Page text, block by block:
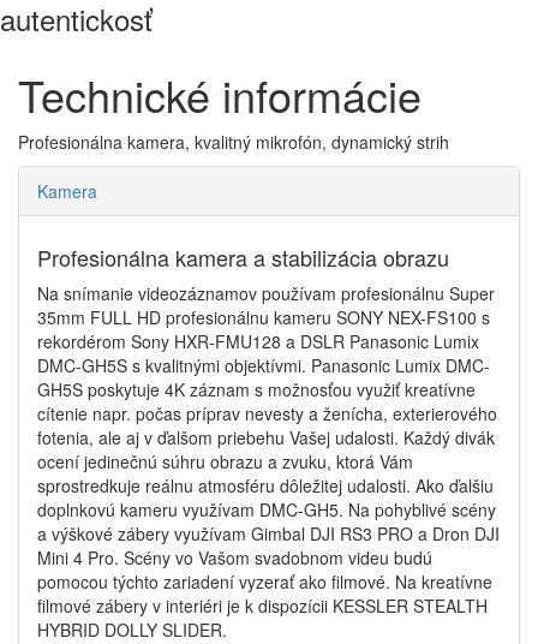
autentickosť
Technické informácie
Profesionálna kamera, kvalitný mikrofón, dynamický strih
Kamera
Profesionálna kamera a stabilizácia obrazu
Na snímanie videozáznamov používam profesionálnu Super
35mm FULL HD profesionálnu kameru SONY NEX-FS100 s
rekordérom Sony HXR-FMU128 a DSLR Panasonic Lumix
DMC-GH5S s kvalitnými objektívmi. Panasonic Lumix DMC-
GH5S poskytuje 4K záznam s možnosťou využiť kreatívne
cítenie napr. počas príprav nevesty a ženícha, exterierového
fotenia, ale aj v ďalšom priebehu Vašej udalosti. Každý divák
ocení jedinečnú súhru obrazu a zvuku, ktorá Vám
sprostredkuje reálnu atmosféru dôležitej udalosti. Ako ďalšiu
doplnkovú kameru využívam DMC-GH5. Na pohyblivé scény
a výškové zábery využívam Gimbal DJI RS3 PRO a Dron DJI
Mini 4 Pro. Scény vo Vašom svadobnom videu budú
pomocou týchto zariadení vyzerať ako filmové. Na kreatívne
filmové zábery v interiéri je k dispozícii KESSLER STEALTH
HYBRID DOLLY SLIDER.